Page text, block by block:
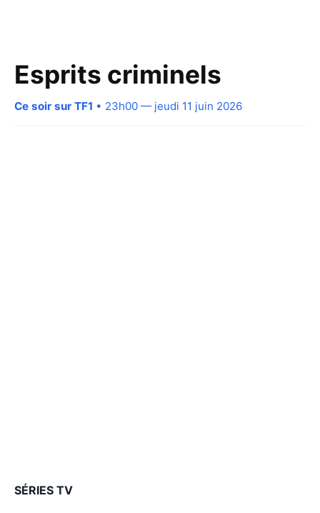
Esprits criminels
Ce soir sur TF1 • 23h00 — jeudi 11 juin 2026
SÉRIES TV